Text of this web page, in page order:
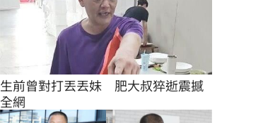
生前曾對打丟丟妹　肥大叔猝逝震撼
全網